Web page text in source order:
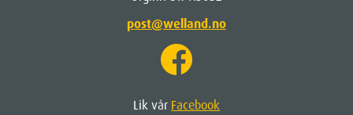
post@welland.no
Lik vår Facebook